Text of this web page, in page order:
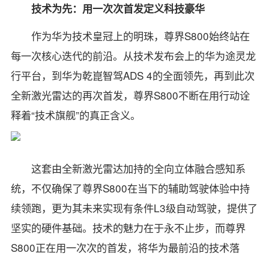
技术为先：用一次次首发定义科技豪华
作为华为技术皇冠上的明珠，尊界S800始终站在
每一次核心迭代的前沿。从技术发布会上的华为途灵龙
行平台，到华为乾崑智驾ADS 4的全面领先，再到此次
全新激光雷达的再次首发，尊界S800不断在用行动诠
释着“技术旗舰”的真正含义。
这套由全新激光雷达加持的全向立体融合感知系
统，不仅确保了尊界S800在当下的辅助驾驶体验中持
续领跑，更为其未来实现有条件L3级自动驾驶，提供了
坚实的硬件基础。技术的魅力在于永不止步，而尊界
S800正在用一次次的首发，将华为最前沿的技术落